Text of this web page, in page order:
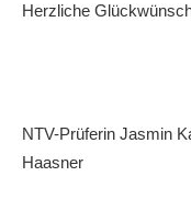
Herzliche
NTV-Prüferin Jasmin
Haasner